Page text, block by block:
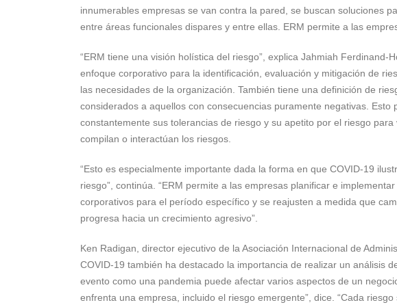
innumerables empresas se van contra la pared, se buscan soluciones
entre áreas funcionales dispares y entre ellas. ERM permite a las
“ERM tiene una visión holística del riesgo”, explica Jahmiah Ferdinand-
enfoque corporativo para la identificación, evaluación y mitigación de
las necesidades de la organización. También tiene una definición de
considerados a aquellos con consecuencias puramente negativas.
constantemente sus tolerancias de riesgo y su apetito por el riesgo
compilan o interactúan los riesgos.
“Esto es especialmente importante dada la forma en que COVID-19
riesgo”, continúa. “ERM permite a las empresas planificar e
corporativos para el período específico y se reajusten a medida que
progresa hacia un crecimiento agresivo”.
Ken Radigan, director ejecutivo de la Asociación Internacional de
COVID-19 también ha destacado la importancia de realizar un análisis
evento como una pandemia puede afectar varios aspectos de un
enfrenta una empresa, incluido el riesgo emergente”, dice. “Cada